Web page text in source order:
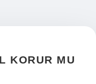
KORUR MU